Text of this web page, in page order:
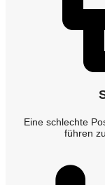
Eine schlechte
führen